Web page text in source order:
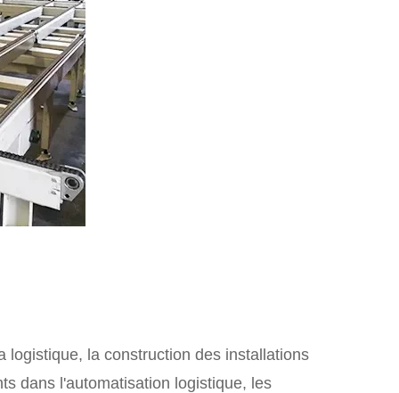
logistique, la construction des installations
dans l'automatisation logistique, les